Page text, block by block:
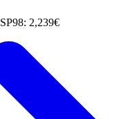
SP98: 2,239€